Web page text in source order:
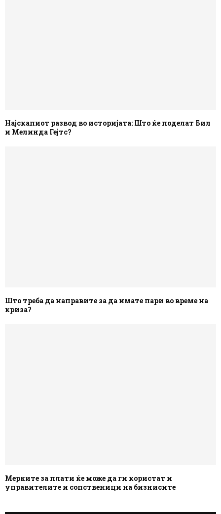
Најскапиот развод во историјата: Што ќе поделат Бил
и Мелинда Гејтс?
Што треба да направите за да имате пари во време на
криза?
Мерките за плати ќе може да ги користат и
управителите и сопственици на бизнисите